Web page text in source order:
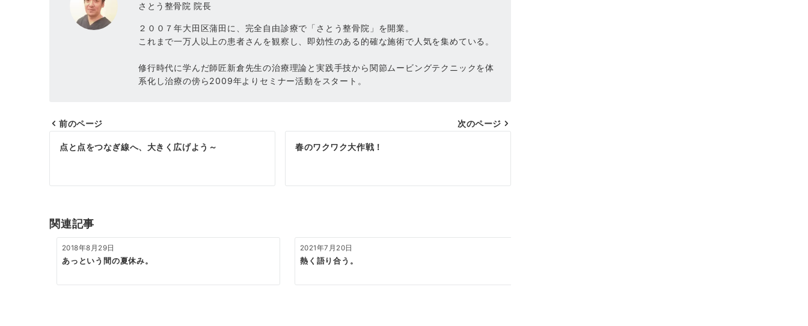
さとう整骨院 院長
２００７年大田区蒲田に、完全自由診療で「さとう整骨院」を開業。
これまで一万人以上の患者さんを観察し、即効性のある的確な施術で人気を集めている。
修行時代に学んだ師匠新倉先生の治療理論と実践手技から関節ムービングテクニックを体
系化し治療の傍ら2009年よりセミナー活動をスタート。
ゲ
ー
シ
ョ
前のページ
点と点をつなぎ線へ、大きく広げよう～
次のページ
春のワクワク大作戦！
関連記事
2018年8月29日
あっという間の夏休み。
2021年7月20日
熱く語り合う。